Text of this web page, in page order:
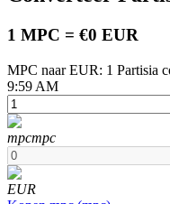
USDT-futures
1 MPC = €0 EUR
MPC naar EUR: 1 Partisia
9:59 AM
mpcmpc
EUR